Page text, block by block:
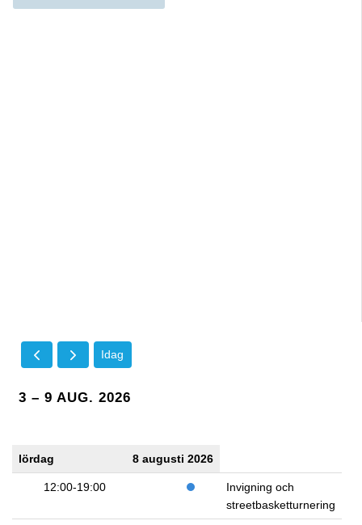
Idag
3 – 9 AUG. 2026
lördag 8 augusti 2026
12:00-19:00
Invigning och
streetbasketturnering